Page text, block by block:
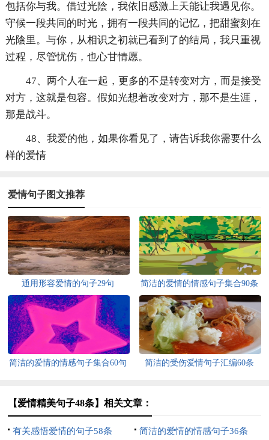
包括你与我。借过光陰，我依旧感激上天能让我遇见你。
守候一段共同的时光，拥有一段共同的记忆，把甜蜜刻在
光陰里。与你，从相识之初就已看到了的结局，我只重视
过程，尽管忧伤，也心甘情愿。
47、两个人在一起，更多的不是转变对方，而是接受
对方，这就是包容。假如光想着改变对方，那不是生涯，
那是战斗。
48、我爱的他，如果你看见了，请告诉我你需要什么
样的爱情
爱情句子图文推荐
通用形容爱情的句子29句 简洁的爱情的情感句子集合90条
简洁的爱情的情感句子集合60句 简洁的受伤爱情句子汇编60条
【爱情精美句子48条】相关文章：
有关感悟爱情的句子58条 简洁的爱情的情感句子36条